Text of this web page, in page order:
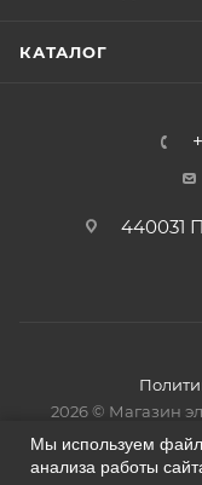
КАТАЛОГ
440031
2026 © Магазин
Мы используем
анализа работы